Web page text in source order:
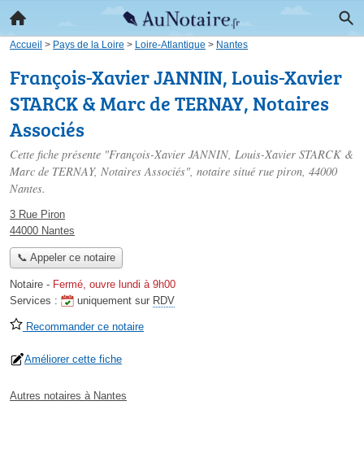
Accueil > Pays de la Loire > Loire-Atlantique > Nantes
François-Xavier JANNIN, Louis-Xavier
STARCK & Marc de TERNAY, Notaires
Associés
Cette fiche présente "François-Xavier JANNIN, Louis-Xavier STARCK &
Marc de TERNAY, Notaires Associés", notaire situé rue piron, 44000
Nantes.
3 Rue Piron
44000 Nantes
📞 Appeler ce notaire
Notaire - Fermé, ouvre lundi à 9h00
Services :
uniquement sur RDV
Recommander ce notaire
Améliorer cette fiche
Autres notaires à Nantes